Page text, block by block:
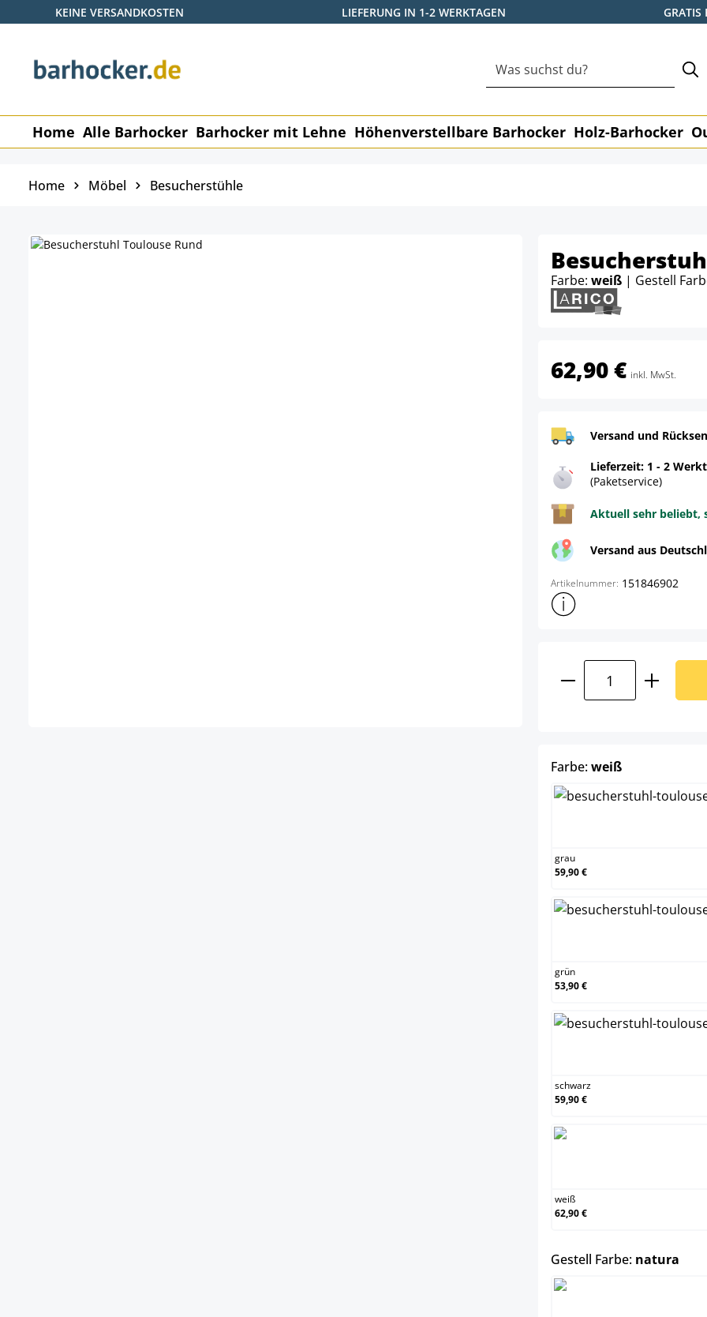
Hauptinhalt springen
Zur Suche springen
Zur Hauptnavigation springen
KEINE VERSANDKOSTEN LIEFERUNG IN 1-2 WERKTAGEN GRATIS
Home Alle Barhocker Barhocker mit Lehne Höhenverstellbare Barhocker Holz-Barhocker
Home Möbel Besucherstühle
Farbe: weiß | Gestell
62,90 € inkl. MwSt.
Versand und
Lieferzeit: 1 - 2
(Paketservice)
Aktuell sehr beliebt,
Versand aus
Artikelnummer: 151846902
Weitere
Produkt Anzahl:
Farbe:weißauswählen
grau
59,90 €
grün
53,90 €
schwarz
59,90 €
weiß
62,90 €
Gestell Farbe: natura